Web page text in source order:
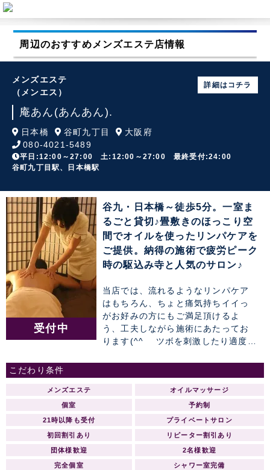
周辺のおすすめメンズエステ店情報
メンズエステ
（メンエス）
庵あん(あんあん).
日本橋 谷町九丁目
大阪府
080-4021-5489
詳細はコチラ
平日:12:00～27:00 土:12:00～27:00 最終受付:24:00
谷町九丁目駅、日本橋駅
受付中
谷九・日本橋～徒歩5分。一室ま
るごと貸切♪畳敷きのほっこり空
間でオイルを使ったリンパケアを
ご提供。納得の施術で疲労ピーク
時の駆込み寺と人気のサロン♪
当店では、流れるようなリンパケア
はもちろん、ちょと痛気持ちイイっ
がお好みの方にもご満足頂けるよ
う、工夫しながら施術にあたってお
ります(^^ゞ ツボを刺激したり適度な
お疲れもスッキリすること間違いな
し♪ 楽な体勢で長時間寛いで頂き易
い、お布団タイプの広々としたマッ
トレスもウリの1つで、 飾りすぎない
程度の心地いい空間で全身のボディ
こだわり条件
メンズエステ オイルマッサージ
個室 予約制
21時以降も受付 プライベートサロン
初回割引あり リピーター割引あり
団体様歓迎 2名様歓迎
完全個室 シャワー室完備